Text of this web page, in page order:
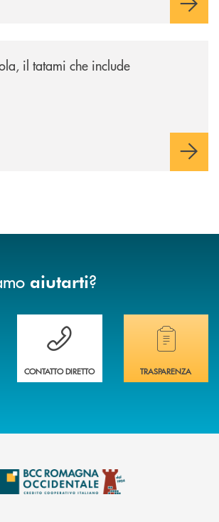
il tatami che include
aiutarti?
delle filiali della banca.
Hai bisogno di assistenza immediata?
CONTATTO DIRETTO
Hai bisogno di
TRASPARENZA